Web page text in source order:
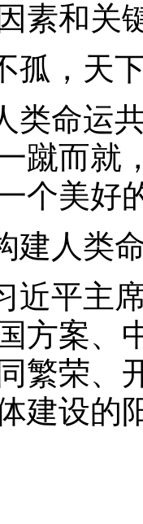
素和关
孤，天下
类命运
蹴而就
个美好
建人类
近平主
方案、
繁荣、
建设的